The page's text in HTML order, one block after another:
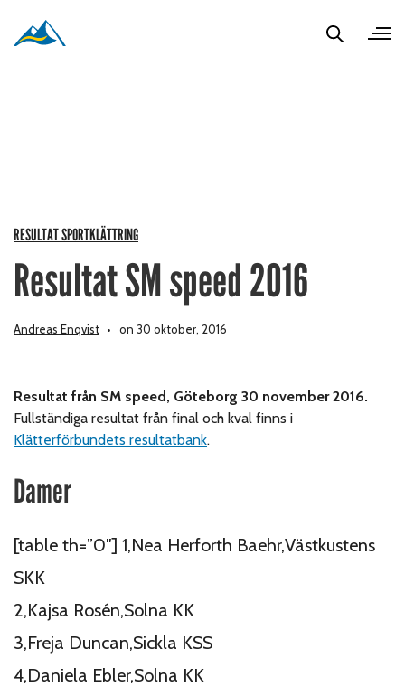
RESULTAT SPORTKLÄTTRING
Resultat SM speed 2016
Andreas Enqvist on 30 oktober, 2016
Resultat från SM speed, Göteborg 30 november 2016.
Fullständiga resultat från final och kval finns i
Klätterförbundets resultatbank.
Damer
[table th=”0″] 1,Nea Herforth Baehr,Västkustens
SKK
2,Kajsa Rosén,Solna KK
3,Freja Duncan,Sickla KSS
4,Daniela Ebler,Solna KK